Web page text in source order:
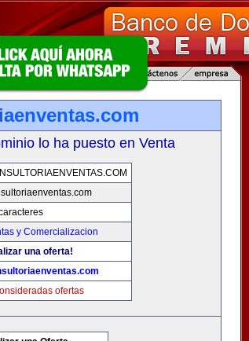
lo ha puesto en Venta
y Comercializacion
una oferta!
ofertas